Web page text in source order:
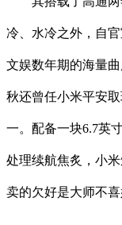
冷、水冷之外，自
文娱数年期的海量
秋还曾任小米平安
一。配备一块6.7英
处理续航焦炙，小
卖的欠好是大师不